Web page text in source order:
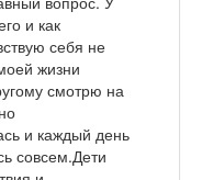
и как
себя не
жизни
смотрю на
и каждый день
совсем.Дети